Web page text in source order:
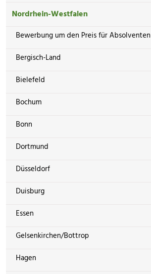
Nordrhein-Westfalen
Bewerbung um den Preis für Absolventen
Bergisch-Land
Bielefeld
Bochum
Bonn
Dortmund
Düsseldorf
Duisburg
Essen
Gelsenkirchen/Bottrop
Hagen